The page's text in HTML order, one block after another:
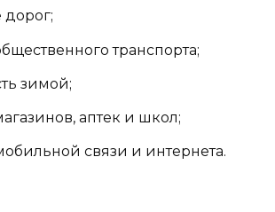
дорог;
транспорта;
зимой;
аптек и школ;
связи и интернета.